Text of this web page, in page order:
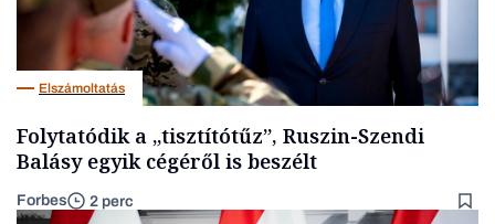
Elszámoltatás
Folytatódik a „tisztítótűz”, Ruszin-Szendi
Balásy egyik cégéről is beszélt
Forbes 2 perc